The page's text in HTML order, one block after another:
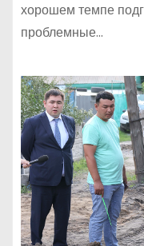
хорошем темпе
проблемные…